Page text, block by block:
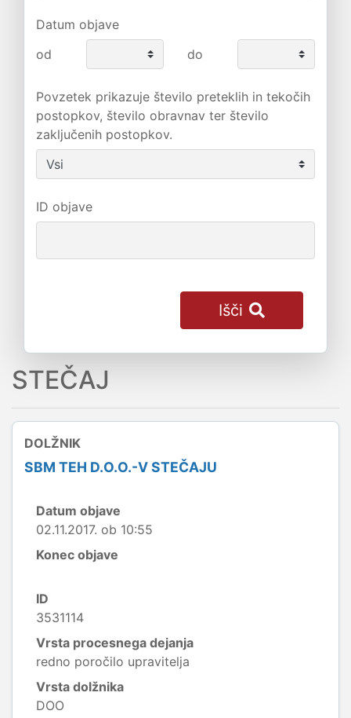
Datum objave
od
do
Povzetek prikazuje število preteklih in tekočih
postopkov, število obravnav ter število
zaključenih postopkov.
ID objave
Išči
STEČAJ
DOLŽNIK
SBM TEH D.O.O.-V STEČAJU
Datum objave
02.11.2017. ob 10:55
Konec objave
ID
3531114
Vrsta procesnega dejanja
redno poročilo upravitelja
Vrsta dolžnika
DOO